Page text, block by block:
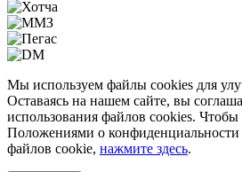
Мы используем файлы cookies для
Оставаясь на нашем сайте, вы
использования файлов cookies.
Положениями о конфиденциальности
файлов cookie, нажмите здесь.